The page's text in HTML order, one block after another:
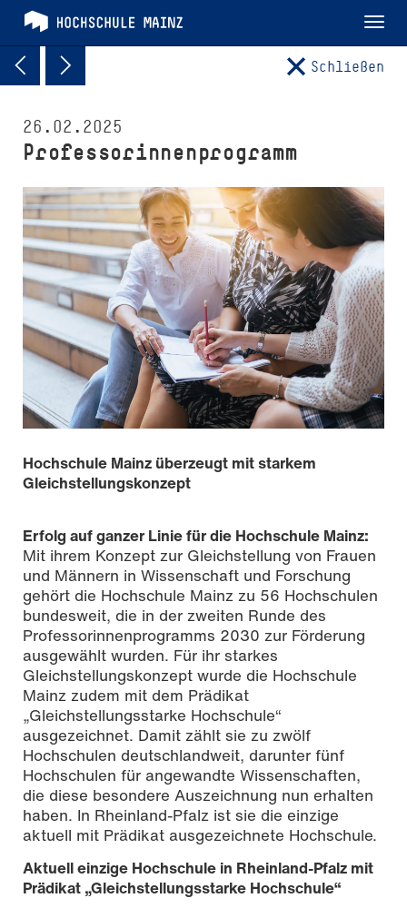
Schließen
26.02.2025
Pro­fes­sorinnenprogramm
Hochschule Mainz überzeugt mit starkem
Gleichstellungskonzept
Erfolg auf ganzer Linie für die Hochschule Mainz:
Mit ihrem Konzept zur Gleichstellung von Frauen
und Männern in Wissenschaft und Forschung
gehört die Hochschule Mainz zu 56 Hochschulen
bundesweit, die in der zweiten Runde des
Professorinnenprogramms 2030 zur Förderung
ausgewählt wurden. Für ihr starkes
Gleichstellungskonzept wurde die Hochschule
Mainz zudem mit dem Prädikat
„Gleichstellungsstarke Hochschule“
ausgezeichnet. Damit zählt sie zu zwölf
Hochschulen deutschlandweit, darunter fünf
Hochschulen für angewandte Wissenschaften,
die diese besondere Auszeichnung nun erhalten
haben. In Rheinland-Pfalz ist sie die einzige
aktuell mit Prädikat ausgezeichnete Hochschule.
Aktuell einzige Hochschule in Rheinland-Pfalz mit
Prädikat „Gleichstellungsstarke Hochschule“